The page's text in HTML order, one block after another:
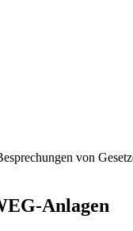
von
Anlagen